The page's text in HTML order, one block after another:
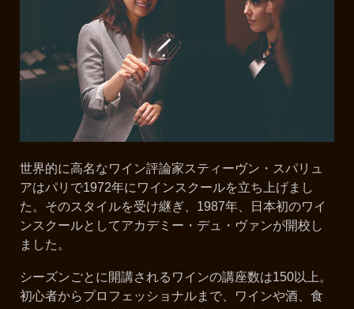
世界的に高名なワイン評論家スティーヴン・スパリュ
アはパリで1972年にワインスクールを立ち上げまし
た。そのスタイルを受け継ぎ、1987年、日本初のワイ
ンスクールとしてアカデミー・デュ・ヴァンが開校し
ました。
シーズンごとに開講されるワインの講座数は150以上。
初心者からプロフェッショナルまで、ワインや酒、食